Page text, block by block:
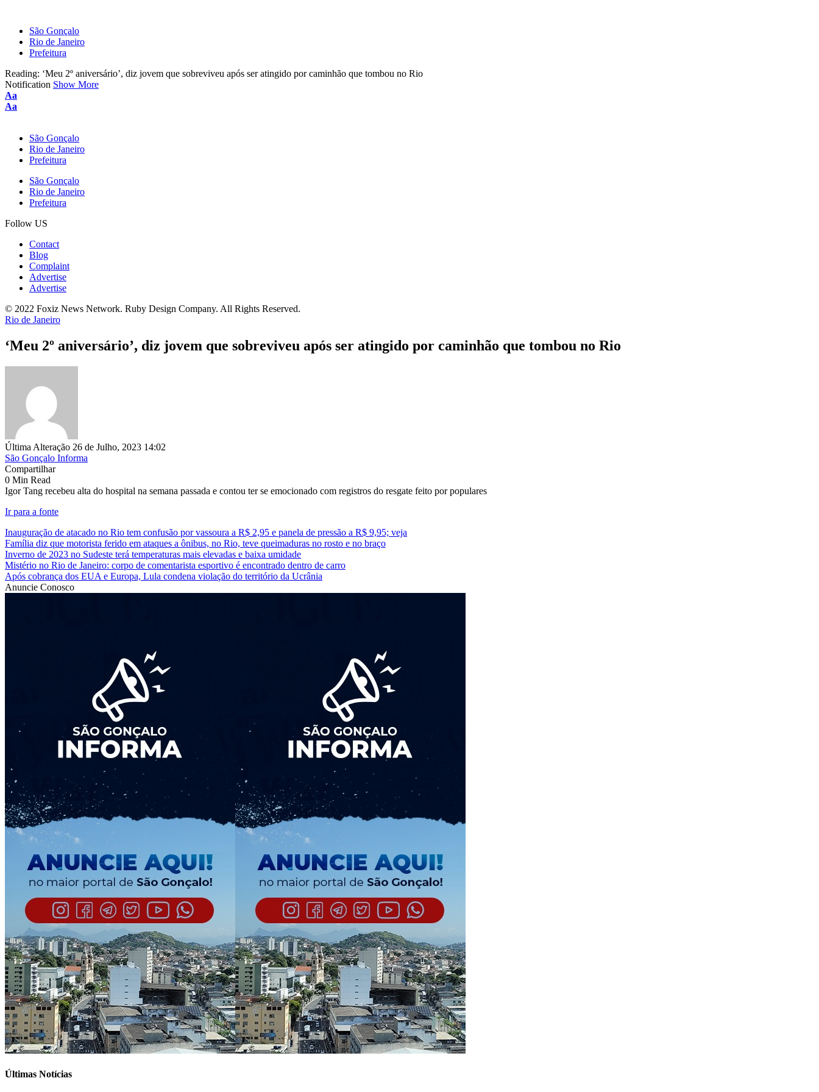
São Gonçalo
Rio de Janeiro
Prefeitura
Reading: ‘Meu 2º aniversário’, diz jovem que sobreviveu após ser atingido por caminhão que tombou no Rio
Notification Show More
Font
Resizer
Aa
Font
Aa
São Gonçalo
Rio de Janeiro
Prefeitura
São Gonçalo
Rio de Janeiro
Prefeitura
Follow US
Contact
Blog
Complaint
Advertise
Advertise
© 2022 Foxiz News Network. Ruby Design Company. All Rights Reserved.
Rio de Janeiro
‘Meu 2º aniversário’, diz jovem que sobreviveu após ser atingido por caminhão que tombou no Rio
Última Alteração 26 de Julho, 2023 14:02
São Gonçalo Informa
Compartilhar
0 Min Read
Igor Tang recebeu alta do hospital na semana passada e contou ter se emocionado com registros do resgate feito por populares
Ir para a fonte
Inauguração de atacado no Rio tem confusão por vassoura a R$ 2,95 e panela de pressão a R$ 9,95; veja
Família diz que motorista ferido em ataques a ônibus, no Rio, teve queimaduras no rosto e no braço
Inverno de 2023 no Sudeste terá temperaturas mais elevadas e baixa umidade
Mistério no Rio de Janeiro: corpo de comentarista esportivo é encontrado dentro de carro
Após cobrança dos EUA e Europa, Lula condena violação do território da Ucrânia
Anuncie Conosco
Últimas Notícias